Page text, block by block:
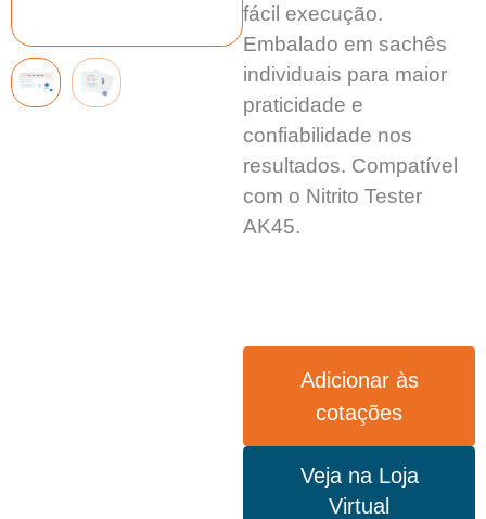
fácil execução.
Embalado em sachês
individuais para maior
praticidade e
confiabilidade nos
resultados. Compatível
com o Nitrito Tester
AK45.
Adicionar às
cotações
Veja na Loja
Virtual